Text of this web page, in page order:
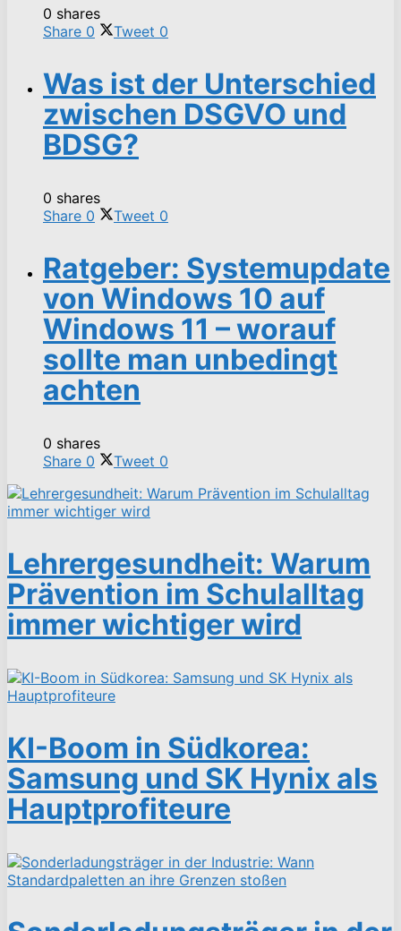
0 shares
Share 0 Tweet 0
Was ist der Unterschied
zwischen DSGVO und
BDSG?
0 shares
Share 0 Tweet 0
Ratgeber: Systemupdate
von Windows 10 auf
Windows 11 – worauf
sollte man unbedingt
achten
0 shares
Share 0 Tweet 0
Lehrergesundheit: Warum
Prävention im Schulalltag
immer wichtiger wird
KI-Boom in Südkorea:
Samsung und SK Hynix als
Hauptprofiteure